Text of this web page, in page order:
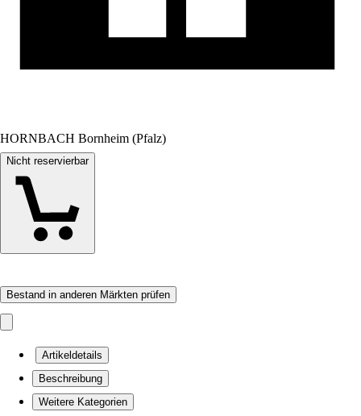
HORNBACH Bornheim (Pfalz)
Nicht reservierbar
Bestand in anderen Märkten prüfen
Artikeldetails
Beschreibung
Weitere Kategorien